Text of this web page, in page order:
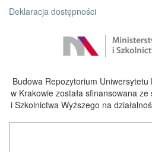
Deklaracja dostępności
Budowa Repozytorium
w Krakowie została sfinansowana
i Szkolnictwa Wyższego na